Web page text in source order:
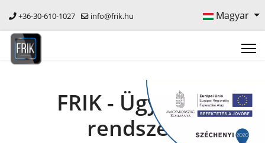
+36-30-610-1027 info@frik.hu Magyar
FRIK - Ügyviteli
rendszer